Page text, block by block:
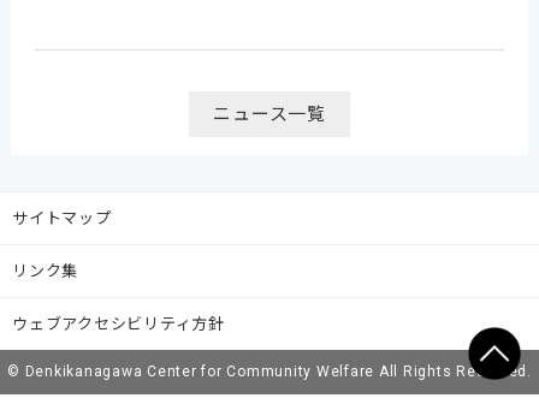
ニュース一覧
サイトマップ
リンク集
ウェブアクセシビリティ方針
© Denkikanagawa Center for Community Welfare All Rights Reserved.